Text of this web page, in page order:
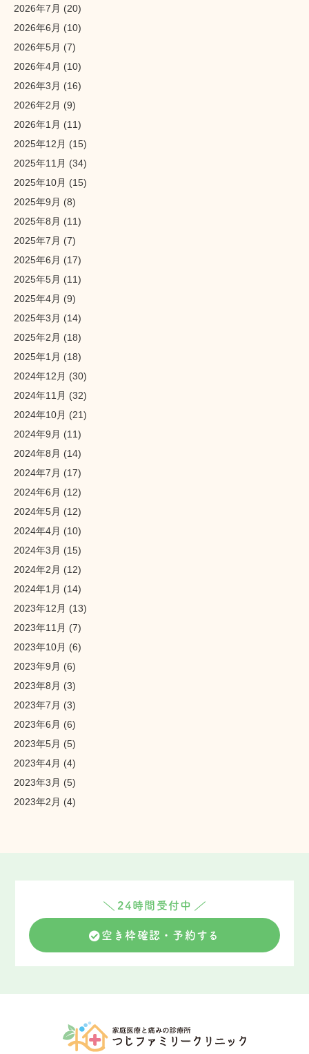
2026年7月 (20)
2026年6月 (10)
2026年5月 (7)
2026年4月 (10)
2026年3月 (16)
2026年2月 (9)
2026年1月 (11)
2025年12月 (15)
2025年11月 (34)
2025年10月 (15)
2025年9月 (8)
2025年8月 (11)
2025年7月 (7)
2025年6月 (17)
2025年5月 (11)
2025年4月 (9)
2025年3月 (14)
2025年2月 (18)
2025年1月 (18)
2024年12月 (30)
2024年11月 (32)
2024年10月 (21)
2024年9月 (11)
2024年8月 (14)
2024年7月 (17)
2024年6月 (12)
2024年5月 (12)
2024年4月 (10)
2024年3月 (15)
2024年2月 (12)
2024年1月 (14)
2023年12月 (13)
2023年11月 (7)
2023年10月 (6)
2023年9月 (6)
2023年8月 (3)
2023年7月 (3)
2023年6月 (6)
2023年5月 (5)
2023年4月 (4)
2023年3月 (5)
2023年2月 (4)
24時間受付中
空き枠確認・予約する